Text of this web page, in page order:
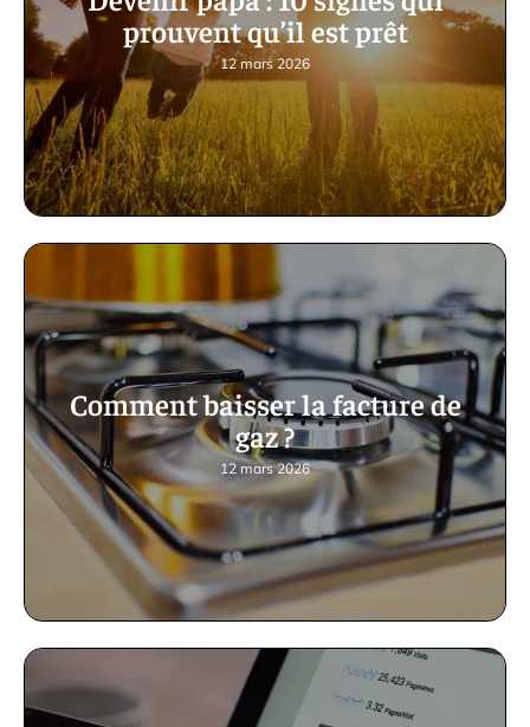
prouvent qu’il est prêt
12 mars 2026
Comment baisser la facture de
gaz ?
12 mars 2026